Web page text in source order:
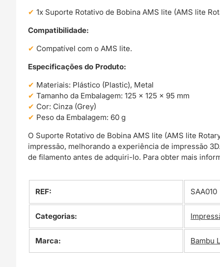
1x Suporte Rotativo de Bobina AMS lite (AMS lite
Compatibilidade:
Compatível com o AMS lite.
Especificações do Produto:
Materiais: Plástico (Plastic), Metal
Tamanho da Embalagem: 125 x 125 x 95 mm
Cor: Cinza (Grey)
Peso da Embalagem: 60 g
O Suporte Rotativo de Bobina AMS lite (AMS lite
impressão, melhorando a experiência de impressão
de filamento antes de adquiri-lo. Para obter mais
REF: SAA010
Categorias:
Marca: Bambu